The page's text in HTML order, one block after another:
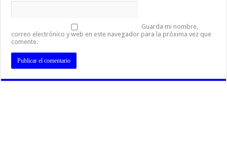
Guarda mi nombre,
correo electrónico y web en este navegador para la próxima vez que
comente.